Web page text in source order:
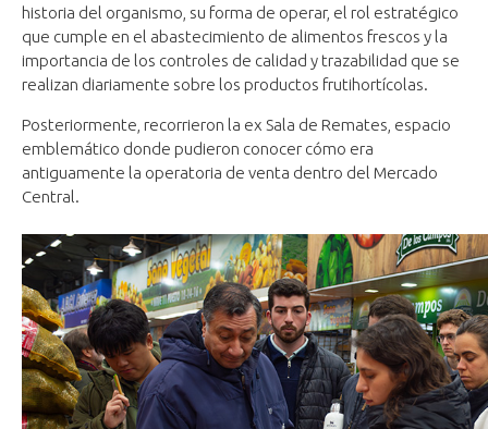
historia del organismo, su forma de operar, el rol estratégico
que cumple en el abastecimiento de alimentos frescos y la
importancia de los controles de calidad y trazabilidad que se
realizan diariamente sobre los productos frutihortícolas.
Posteriormente, recorrieron la ex Sala de Remates, espacio
emblemático donde pudieron conocer cómo era
antiguamente la operatoria de venta dentro del Mercado
Central.